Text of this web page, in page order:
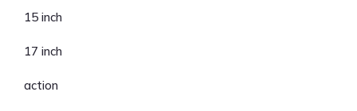
15 inch
17 inch
action